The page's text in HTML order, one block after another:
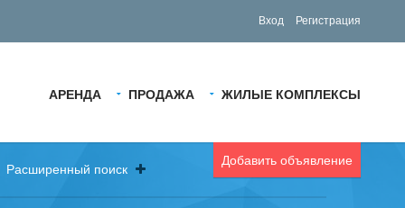
Вход Регистрация
АРЕНДА ПРОДАЖА ЖИЛЫЕ КОМПЛЕКСЫ
Добавить объявление
Расширенный поиск